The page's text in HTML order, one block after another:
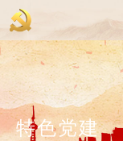
特色党建